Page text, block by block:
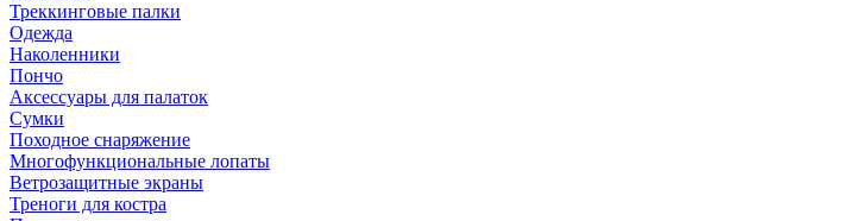
Треккинговые палки
Одежда
Наколенники
Пончо
Аксессуары для палаток
Сумки
Походное снаряжение
Многофункциональные лопаты
Ветрозащитные экраны
Треноги для костра